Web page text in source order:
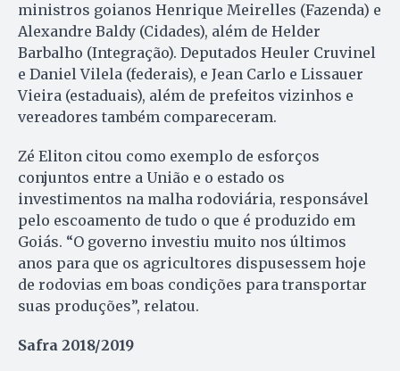
ministros goianos Henrique Meirelles (Fazenda) e
Alexandre Baldy (Cidades), além de Helder
Barbalho (Integração). Deputados Heuler Cruvinel
e Daniel Vilela (federais), e Jean Carlo e Lissauer
Vieira (estaduais), além de prefeitos vizinhos e
vereadores também compareceram.
Zé Eliton citou como exemplo de esforços
conjuntos entre a União e o estado os
investimentos na malha rodoviária, responsável
pelo escoamento de tudo o que é produzido em
Goiás. “O governo investiu muito nos últimos
anos para que os agricultores dispusessem hoje
de rodovias em boas condições para transportar
suas produções”, relatou.
Safra 2018/2019